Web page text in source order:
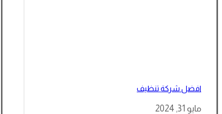
افضل شركة تنظيف
مايو 31, 2024